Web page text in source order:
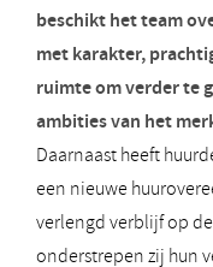
beschikt het team
met karakter,
ruimte om verder te
ambities van het
Daarnaast heeft
een nieuwe
verlengd verblijf op
onderstrepen zij hun